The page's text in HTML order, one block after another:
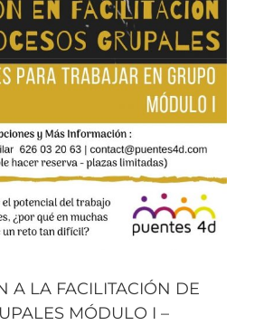
A LA FACILITACIÓN DE
MÓDULO I –